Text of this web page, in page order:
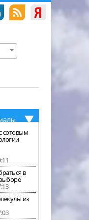
сотовым
в
из